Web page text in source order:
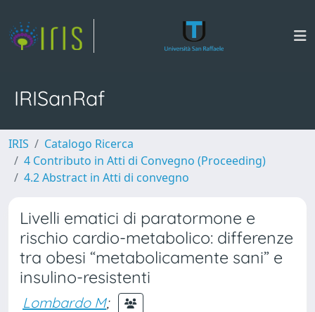
IRISanRaf
IRIS
Catalogo Ricerca
4 Contributo in Atti di Convegno (Proceeding)
4.2 Abstract in Atti di convegno
Livelli ematici di paratormone e
rischio cardio-metabolico: differenze
tra obesi “metabolicamente sani” e
insulino-resistenti
Lombardo M;